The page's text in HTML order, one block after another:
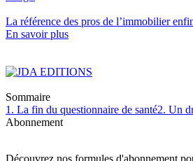
La référence des pros de l’immobilier
En savoir plus
Sommaire
1. La fin du questionnaire de santé2. Un
Abonnement
Découvrez nos formules d'abonnement